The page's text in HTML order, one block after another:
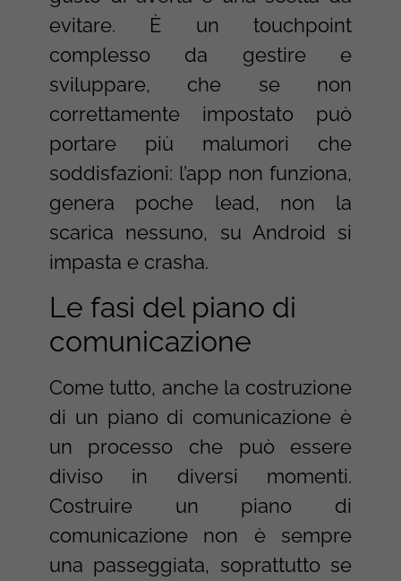
evitare. È un touchpoint
complesso da gestire e
sviluppare, che se non
correttamente impostato può
portare più malumori che
soddisfazioni: l’app non funziona,
genera poche lead, non la
scarica nessuno, su Android si
impasta e crasha.
Le fasi del piano di
comunicazione
Come tutto, anche la costruzione
di un piano di comunicazione è
un processo che può essere
diviso in diversi momenti.
Costruire un piano di
comunicazione non è sempre
una passeggiata, soprattutto se